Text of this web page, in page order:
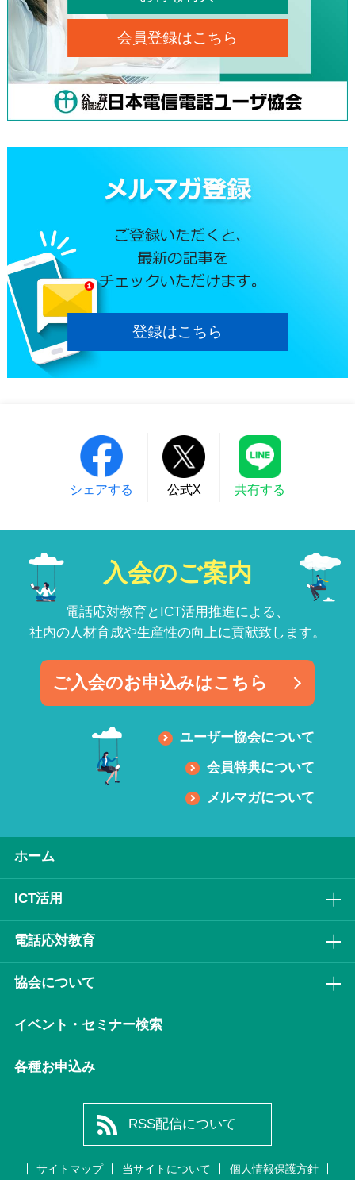
会員登録はこちら
登録はこちら
シェアする 公式X 共有する
入会のご案内
電話応対教育とICT活用推進による、
社内の人材育成や生産性の向上に貢献致します。
ご入会のお申込みはこちら
ユーザー協会について
会員特典について
メルマガについて
ホーム
ICT活⽤
電話応対教育
協会について
イベント・セミナー検索
各種お申込み
RSS配信について
サイトマップ 当サイトについて 個人情報保護方針